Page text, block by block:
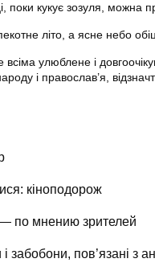
кукує зозуля, можна
літо, а ясне небо
улюблене і
і православ’я,
кіноподорож
по мнению зрителей
забобони, пов’язані з